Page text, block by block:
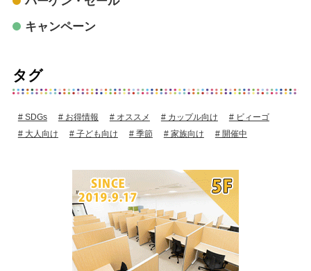
キャンペーン
タグ
SDGs お得情報 オススメ カップル向け
ビィーゴ
大人向け
子ども向け 季節 家族向け 開催中